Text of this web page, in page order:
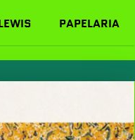
PAPELARIA